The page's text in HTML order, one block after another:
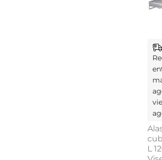
L